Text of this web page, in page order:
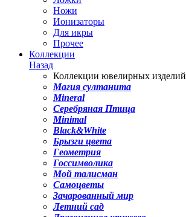
Ножи
Ионизаторы
Для икры
Прочее
Коллекции
Назад
Коллекции ювелирных изделий
Магия султанита
Mineral
Серебряная Птица
Minimal
Black&White
Брызги цвета
Геометрия
Госсимволика
Мой талисман
Самоцветы
Зачарованный мир
Летний сад